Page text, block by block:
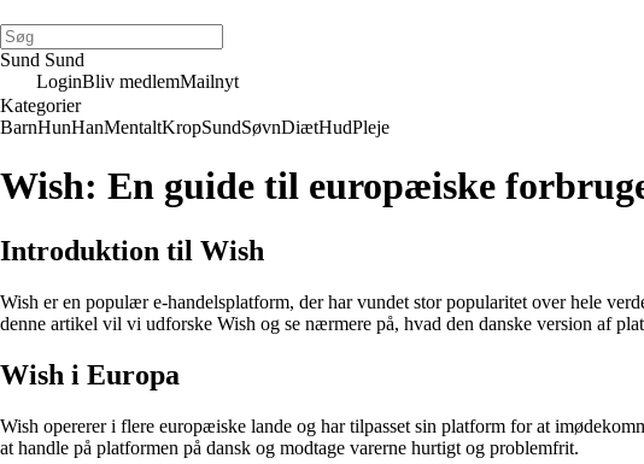
Sund Sund
LoginBliv medlemMailnyt
Kategorier
BarnHunHanMentaltKropSundSøvnDiætHudPleje
Wish: En guide til europæiske
Introduktion til Wish
Wish er en populær e-handelsplatform, der har vundet stor popularitet over hele
denne artikel vil vi udforske Wish og se nærmere på, hvad den danske version af
Wish i Europa
Wish opererer i flere europæiske lande og har tilpasset sin platform for at
at handle på platformen på dansk og modtage varerne hurtigt og problemfrit.